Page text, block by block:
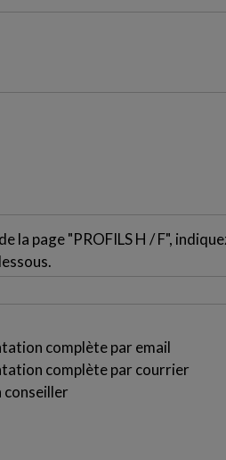
la page "PROFILS H / F",
complète par email
complète par courrier
conseiller